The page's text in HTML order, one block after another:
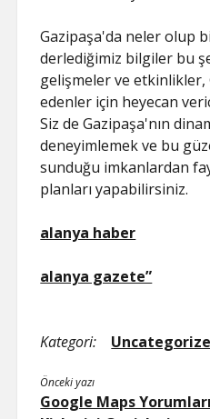
Gazipaşa'da neler olup
derlediğimiz bilgiler bu
gelişmeler ve etkinlikler,
edenler için heyecan
Siz de Gazipaşa'nın
deneyimlemek ve bu
sunduğu imkanlardan
planları yapabilirsiniz.
alanya haber
alanya gazete”
Kategori:
Önceki yazı
Google Maps